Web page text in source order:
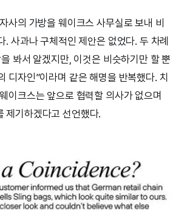
사의 가방을 웨이크스 사무실로 보내 비
. 사과나 구체적인 제안은 없었다. 두 차례
봐서 알겠지만, 이것은 비슷하기만 할 뿐
디자인”이라며 같은 해명을 반복했다. 치
이크스는 앞으로 협력할 의사가 없으며
제기하겠다고 선언했다.